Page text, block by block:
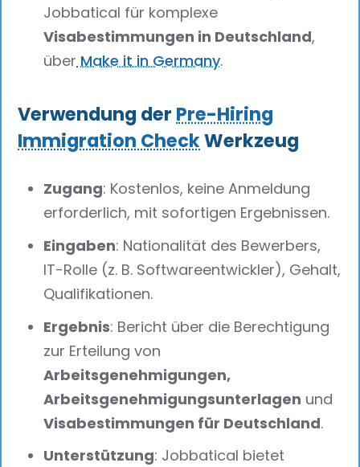
Jobbatical für komplexe
Visabestimmungen in Deutschland,
überMake it in Germany.
Verwendung der Pre-Hiring
Immigration CheckWerkzeug
Zugang: Kostenlos, keine Anmeldung
erforderlich, mit sofortigen Ergebnissen.
Eingaben: Nationalität des Bewerbers,
IT-Rolle (z. B. Softwareentwickler), Gehalt,
Qualifikationen.
Ergebnis: Bericht über die Berechtigung
zur Erteilung von
Arbeitsgenehmigungen,
Arbeitsgenehmigungsunterlagen und
Visabestimmungen für Deutschland.
Unterstützung: Jobbatical bietet